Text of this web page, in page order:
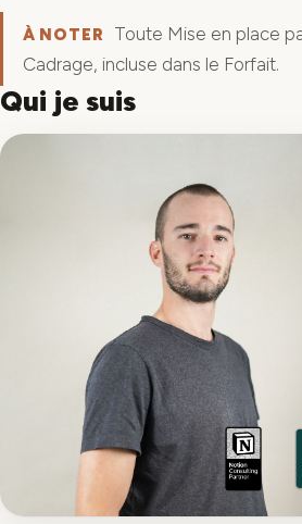
À NOTER
Toute Mise en place
Cadrage, incluse dans le Forfait.
Qui je suis